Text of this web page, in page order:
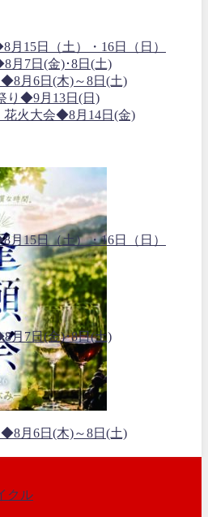
15日（土）・16日（日）
月7日(金)･8日(土)
月6日(木)～8日(土)
り◆9月13日(日)
花火大会◆8月14日(金)
15日（土）・16日（日）
月7日(金)･8日(土)
月6日(木)～8日(土)